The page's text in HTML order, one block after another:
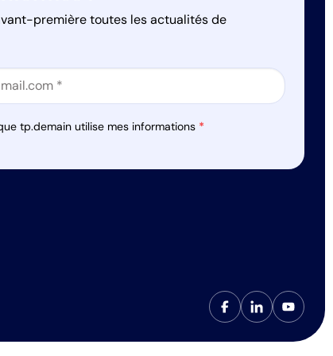
première toutes les actualités de
tp.demain utilise mes informations *
Personnalisez vos préférences pour